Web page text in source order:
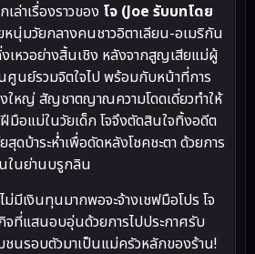
เล่าเรื่องราวของ โจ (Joe รับบทโดย
หนุ่มวัยกลางคนชาวอิตาเลียน-อเมริกัน
เหวอย่างสิ้นเชิง หลังจากสูญเสียแม่ผู้
นย์รวมจิตใจไป พร้อมกับหน้าที่การ
หญ่ สัญชาตญาณความโดดเดี่ยวทำให้
ฝีมือแม่ในวัยเด็ก โจจึงตัดสินใจทิ้งอดีต
ดบ้าระห่ำเพื่อดัดหลังโชคชะตา ด้วยการ
นในย่านบรูกลิน
มีเงินทุนมากพอจะจ้างเชฟมือโปร โจ
ที่แสนอบอุ่นด้วยการไปประกาศรับ
นรอบตัวมาเป็นแม่ครัวหลักของร้าน!